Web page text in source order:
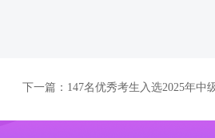
下一篇： 147名优秀考生入选2025年中